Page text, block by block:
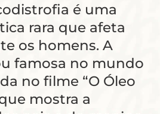
é uma
rara que afeta
os homens. A
famosa no mundo
no filme “O Óleo
mostra a